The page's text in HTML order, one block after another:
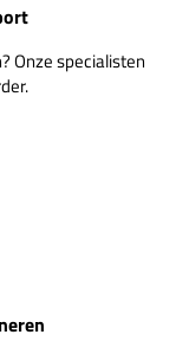
Onze specialisten